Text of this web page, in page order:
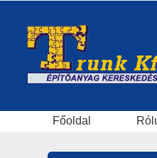
Főoldal